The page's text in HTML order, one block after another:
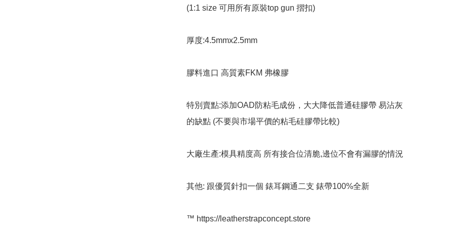
(1:1 size 可用所有原裝top gun 摺扣)
厚度:4.5mmx2.5mm
膠料進口 高質素FKM 弗橡膠
特別賣點:添加OAD防粘毛成份，大大降低普通硅膠帶 易沾灰
的缺點 (不要與市場平價的粘毛硅膠帶比較)
大廠生產:模具精度高 所有接合位清脆,邊位不會有漏膠的情況
其他: 跟優質針扣一個 錶耳鋼通二支 錶帶100%全新
™️ https://leatherstrapconcept.store